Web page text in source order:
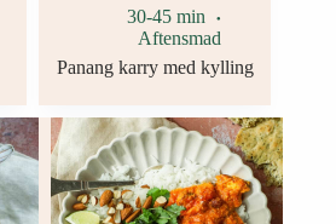
30-45 min
Aftensmad
Panang karry med kylling